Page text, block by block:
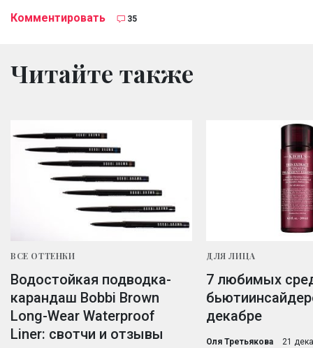
Комментировать 35
Читайте также
ВСЕ ОТТЕНКИ
Водостойкая подводка-
карандаш Bobbi Brown
Long-Wear Waterproof
Liner: свотчи и отзывы
ДЛЯ ЛИЦА
7 любимых
декабре
Оля Третьякова 21